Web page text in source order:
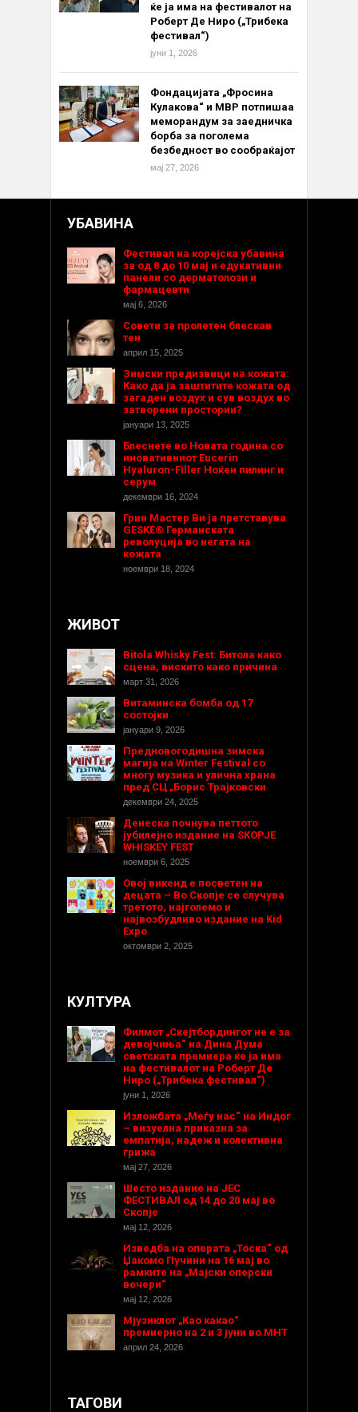
ќе ја има на фестивалот на
Роберт Де Ниро („Трибека
фестивал“)
јуни 1, 2026
Фондацијата „Фросина
Кулакова“ и МВР потпишаа
меморандум за заедничка
борба за поголема
безбедност во сообраќајот
мај 27, 2026
УБАВИНА
Фестивал на корејска убавина
за од 8 до 10 мај и едукативни
панели со дерматолози и
фармацевти
мај 6, 2026
Совети за пролетен блескав
тен
април 15, 2025
Зимски предизвици на кожата:
Како да ја заштитите кожата од
загаден воздух и сув воздух во
затворени простории?
јануари 13, 2025
Блеснете во Новата година со
иновативниот Eucerin
Hyaluron-Filler Ноќен пилинг и
серум
декември 16, 2024
Грин Мастер Ви ја претставува
GESKE® Германската
револуција во негата на
кожата
ноември 18, 2024
ЖИВОТ
Bitola Whisky Fest: Битола како
сцена, вискито како причина
март 31, 2026
Витаминска бомба од 17
состојки
јануари 9, 2026
Предновогодишнa зимска
магија на Winter Festival со
многу музика и улична храна
пред СЦ „Борис Трајковски
декември 24, 2025
Денеска почнува петтото
јубилејно издание на SKOPJE
WHISKEY FEST
ноември 6, 2025
Овој викенд е посветен на
децата – Во Скопје се случува
третото, најголемо и
највозбудливо издание на Kid
Expo
октомври 2, 2025
КУЛТУРА
Филмот „Скејтбордингот не е за
девојчиња“ на Дина Дума
светската премиера ќе ја има
на фестивалот на Роберт Де
Ниро („Трибека фестивал“)
јуни 1, 2026
Изложбата „Меѓу нас“ на Индог
– визуелна приказна за
емпатија, надеж и колективна
грижа
мај 27, 2026
Шесто издание на ЈЕС
ФЕСТИВАЛ од 14 до 20 мај во
Скопје
мај 12, 2026
Изведба на операта „Тоска“ од
Џакомо Пучини на 16 мај во
рамките на „Мајски оперски
вечери“
мај 12, 2026
Мјузиклот „Као какао“
премиерно на 2 и 3 јуни во МНТ
април 24, 2026
ТАГОВИ